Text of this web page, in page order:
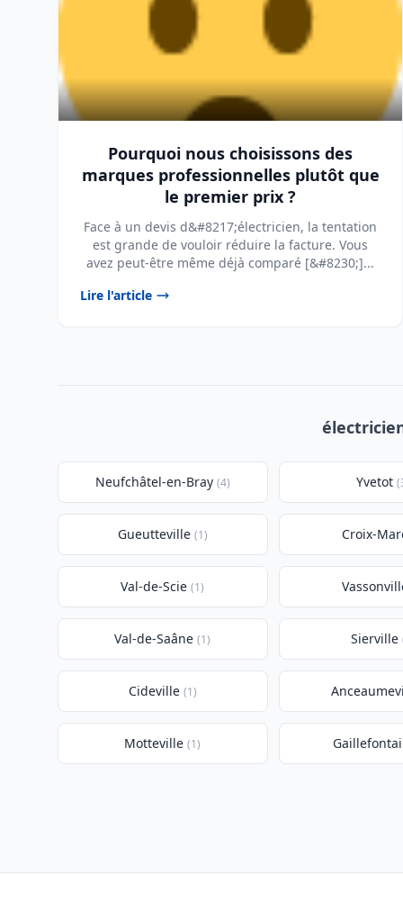
Pourquoi nous choisissons des
marques professionnelles plutôt que
le premier prix ?
Face à un devis d&#8217;électricien, la tentation
est grande de vouloir réduire la facture. Vous
avez peut-être même déjà comparé [&#8230;]...
Lire l'article
Neufchâtel-en-Bray (4) Yvetot
Gueutteville (1) Croix-
Val-de-Scie (1)
Val-de-Saâne (1) Sierville
Cideville (1)
Motteville (1)